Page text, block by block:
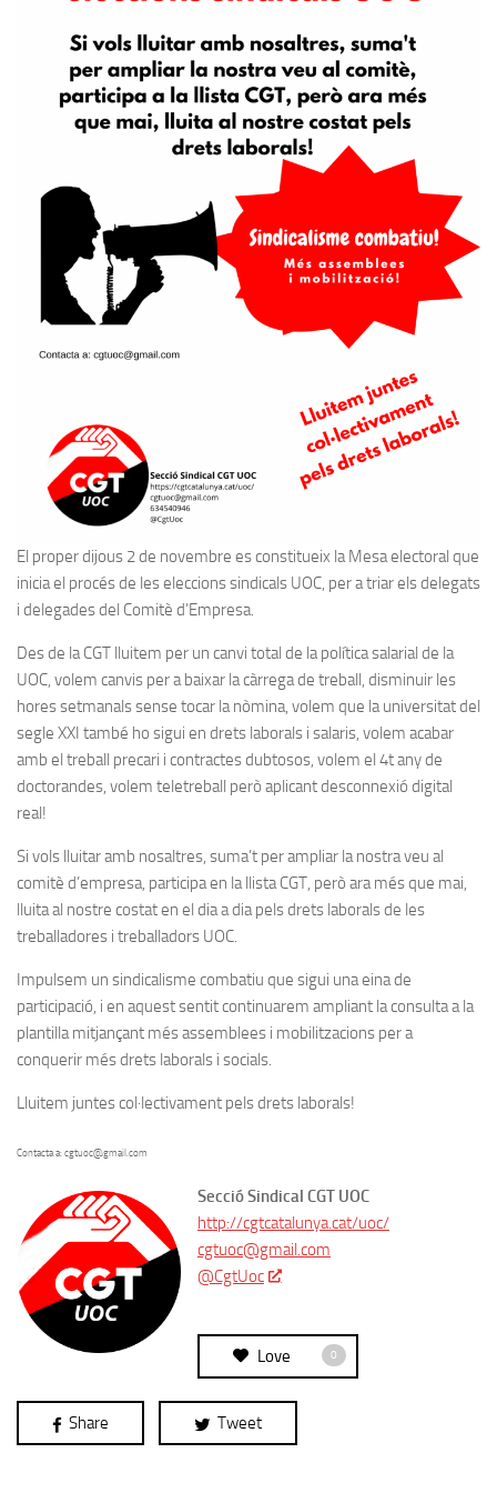
El proper dijous 2 de novembre es constitueix la Mesa electoral que
inicia el procés de les eleccions sindicals UOC, per a triar els delegats
i delegades del Comitè d’Empresa.
Des de la CGT lluitem per un canvi total de la política salarial de la
UOC, volem canvis per a baixar la càrrega de treball, disminuir les
hores setmanals sense tocar la nòmina, volem que la universitat del
segle XXI també ho sigui en drets laborals i salaris, volem acabar
amb el treball precari i contractes dubtosos, volem el 4t any de
doctorandes, volem teletreball però aplicant desconnexió digital
real!
Si vols lluitar amb nosaltres, suma’t per ampliar la nostra veu al
comitè d’empresa, participa en la llista CGT, però ara més que mai,
lluita al nostre costat en el dia a dia pels drets laborals de les
treballadores i treballadors UOC.
Impulsem un sindicalisme combatiu que sigui una eina de
participació, i en aquest sentit continuarem ampliant la consulta a la
plantilla mitjançant més assemblees i mobilitzacions per a
conquerir més drets laborals i socials.
Lluitem juntes col·lectivament pels drets laborals!
Contacta a: cgtuoc@gmail.com
Secció Sindical CGT UOC
http://cgtcatalunya.cat/uoc/
cgtuoc@gmail.com
@CgtUoc
Love 0
Share Tweet